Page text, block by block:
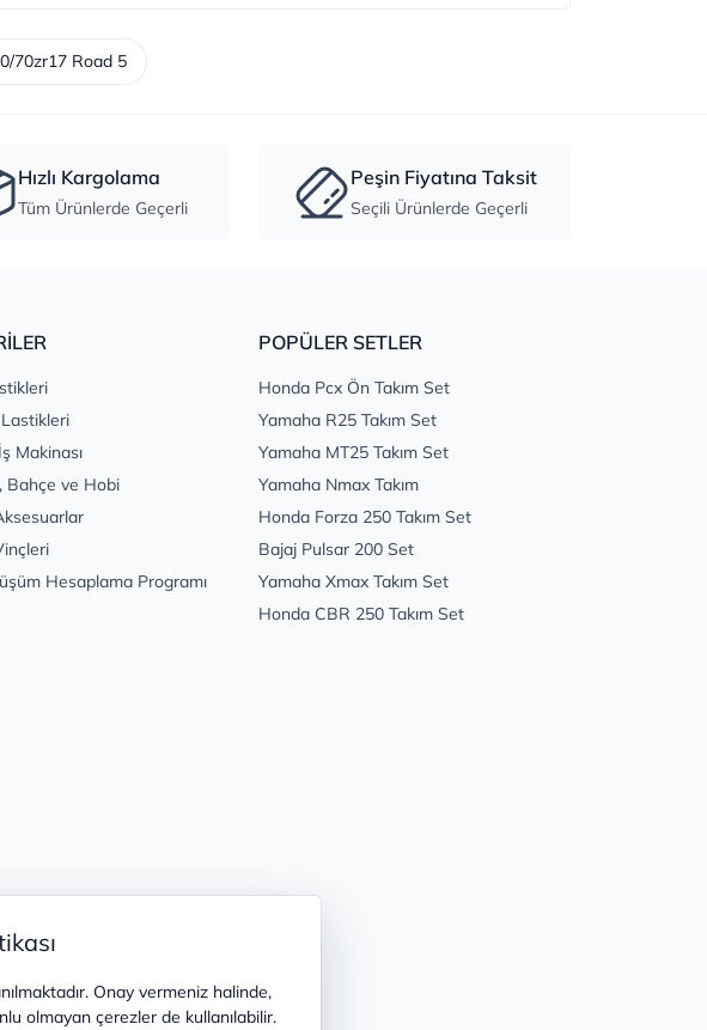
Onay vermeniz halinde,
olmayan çerezler de kullanılabilir.
70zr17 Road 5
Hızlı Kargolama
Tüm Ürünlerde Geçerli
Peşin Fiyatına Taksit
Seçili Ürünlerde Geçerli
Makinası
Bahçe ve Hobi
Hesaplama Programı
POPÜLER SETLER
Honda Pcx Ön Takım Set
Yamaha R25 Takım Set
Yamaha MT25 Takım Set
Yamaha Nmax Takım
Honda Forza 250 Takım Set
Bajaj Pulsar 200 Set
Yamaha Xmax Takım Set
Honda CBR 250 Takım Set